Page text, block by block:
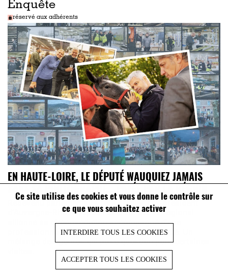
Ce site utilise des cookies et vous donne le contrôle sur
ce que vous souhaitez activer
INTERDIRE TOUS LES COOKIES
ACCEPTER TOUS LES COOKIES
Enquête
réservé aux adhérents
EN HAUTE-LOIRE, LE DÉPUTÉ WAUQUIEZ JAMAIS
SANS SA PHOTOGRAPHE… PAYÉE PAR LA RÉGION
Redevenu parlementaire l’été dernier, l’ex-président
d’Auvergne-Rhône-Alpes resté conseiller régional
sillonne sa circonscription accompagné d’une
professionnelle missionnée par la collectivité. Un
mélange des genres qui pose question pour certaines